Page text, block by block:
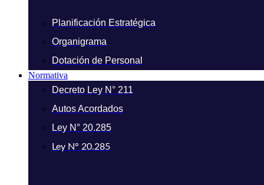
Planificación Estratégica
Organigrama
Dotación de Personal
Normativa
Decreto Ley N° 211
Autos Acordados
Ley N° 20.285
Ley N° 20.285